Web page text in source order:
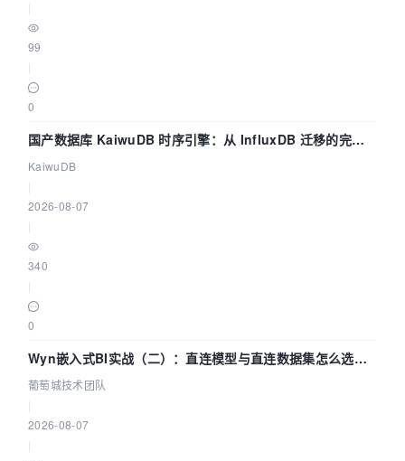
99
0
国产数据库 KaiwuDB 时序引擎：从 InfluxDB 迁移的完整
技术路径
KaiwuDB
2026-08-07
340
0
Wyn嵌入式BI实战（二）：直连模型与直连数据集怎么选，
参数为什么不生效？| 葡萄城技术团队
葡萄城技术团队
2026-08-07